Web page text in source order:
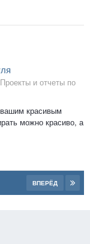
Проекты и отчеты по
красивым
можно красиво, а
ВПЕРЁД